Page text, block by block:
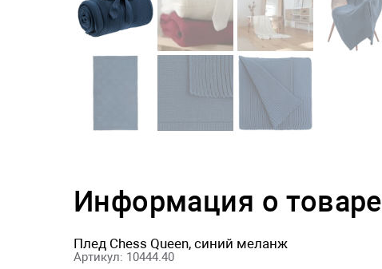
Информация о товаре
Плед Chess Queen, синий меланж
Артикул: 10444.40